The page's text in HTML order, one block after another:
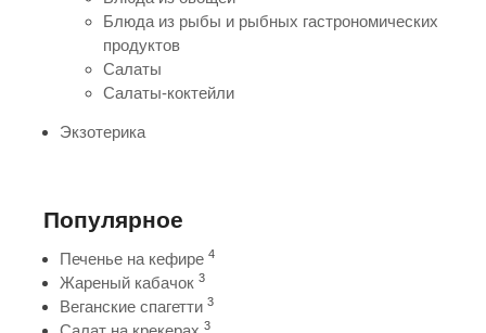
Блюда из рыбы и рыбных гастрономических
продуктов
Салаты
Салаты-коктейли
Экзотерика
Популярное
Печенье на кефире 4
Жареный кабачок 3
Веганские спагетти 3
3